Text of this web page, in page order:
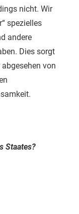
nicht. Wir
spezielles
andere
Dies sorgt
von
Staates?